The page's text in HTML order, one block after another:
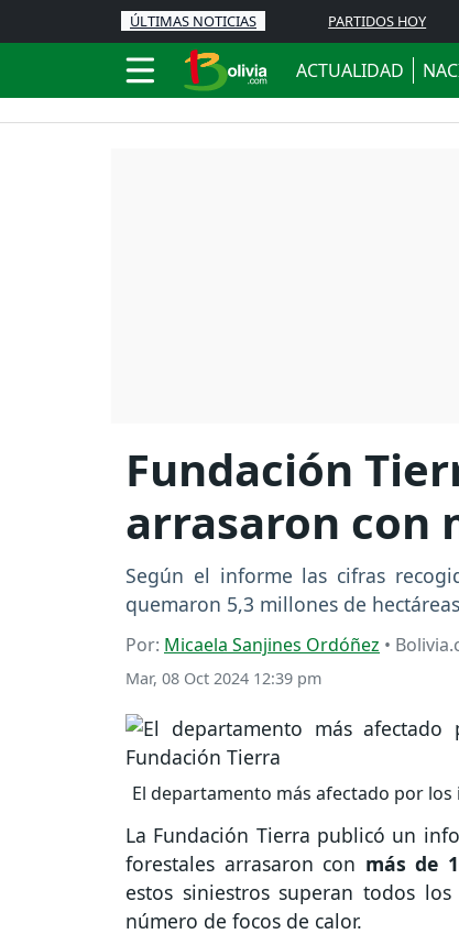
ÚLTIMAS NOTICIAS PARTIDOS HOY
ACTUALIDAD
Fundación
arrasaron con
Según el informe las cifras
quemaron 5,3 millones de hectáreas
Por: Micaela Sanjines Ordóñez •
Mar, 08 Oct 2024 12:39 pm
El departamento más afectado por los
La Fundación Tierra publicó un
forestales arrasaron con más de
estos siniestros superan todos
número de focos de calor.